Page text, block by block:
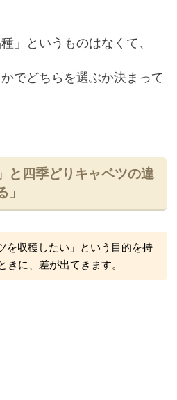
」というものはなくて、
でどちらを選ぶか決まって
と四季どりキャベツの違
」
を収穫したい」という目的を持
きに、差が出てきます。